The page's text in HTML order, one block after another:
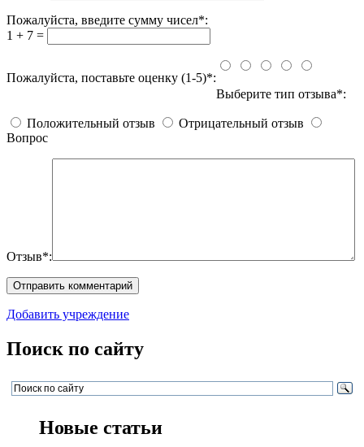
Пожалуйста, введите сумму чисел*:
1 + 7 =
Пожалуйста, поставьте оценку (1-5)*:
Выберите тип отзыва*:
Положительный отзыв
Отрицательный отзыв
Вопрос
Отзыв*:
Добавить учреждение
Поиск по сайту
Новые статьи